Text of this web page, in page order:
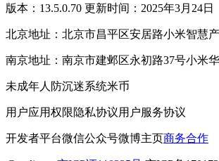
版本：13.5.0.70 更新时间：2025年3月24日
北京地址：北京市昌平区安居路小米智慧
南京地址：南京市建邺区永初路37号小米
未成年人防沉迷系统米币
用户应用权限隐私协议用户服务协议
开发者平台微信公众号微博主页商务合作